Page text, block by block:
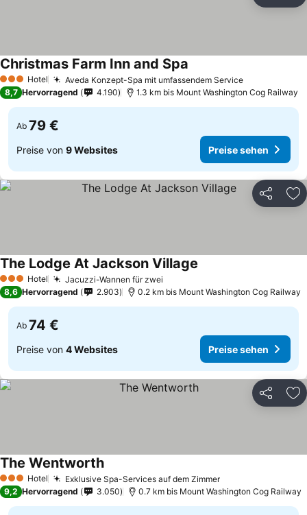
3 SterneHotel Aveda Konzept-Spa mit umfassendem ServicePreise sehen
Christmas Farm Inn and Spa
8,7 Hervorragend 4.190 1.3 km bis Mount Washington Cog Railway
Ab 79 €
Preise von 9 Websites Preise sehen
Teilen
3 SterneHotel Jacuzzi-Wannen für zwei
The Lodge At Jackson Village
8,6 Hervorragend 2.903 0.2 km bis Mount Washington Cog Railway
Ab 74 €
Preise von 4 Websites Preise sehen
Teilen
3 SterneHotel Exklusive Spa-Services auf dem ZimmerPreise sehen
The WentworthPreise sehen
9,2 Hervorragend 3.050 0.7 km bis Mount Washington Cog Railway